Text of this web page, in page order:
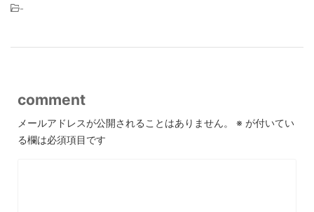
-
comment
メールアドレスが公開されることはありません。 ※ が付いてい
る欄は必須項目です